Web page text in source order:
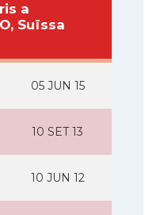
a
Suïssa
05 JUN 15
10 SET 13
10 JUN 12